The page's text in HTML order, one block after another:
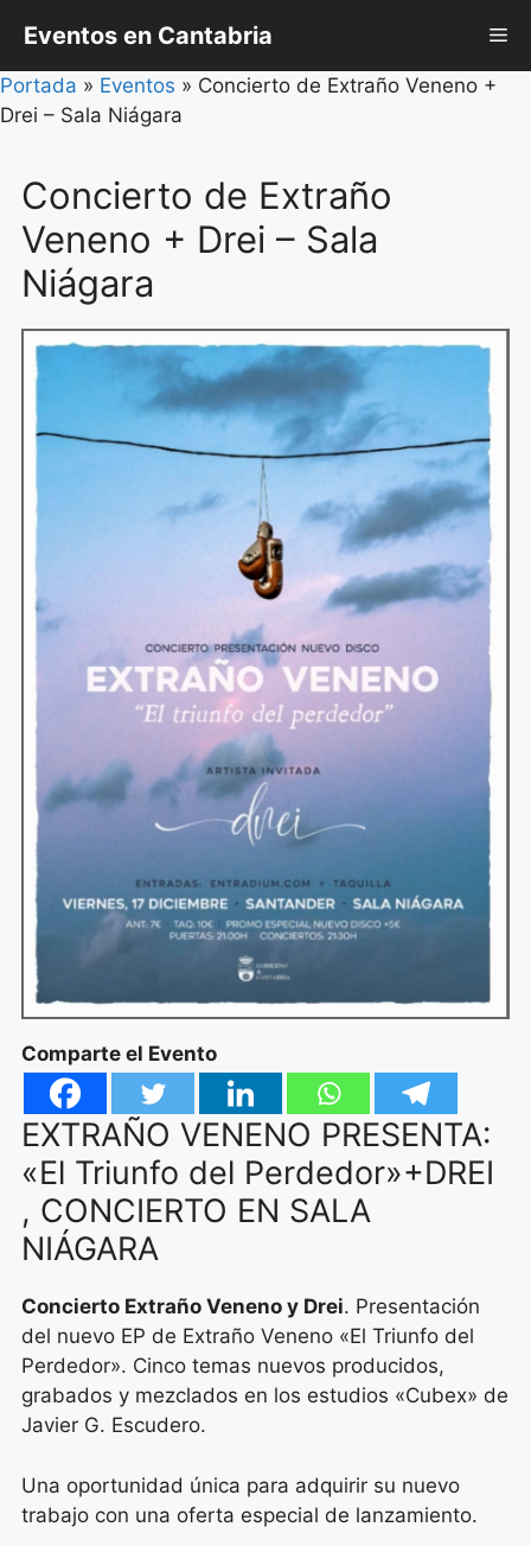
contenido
Eventos en Cantabria
Portada » Eventos » Concierto de Extraño Veneno +
Drei – Sala Niágara
Concierto de Extraño
Veneno + Drei – Sala
Niágara
Comparte el Evento
EXTRAÑO VENENO PRESENTA:
«El Triunfo del Perdedor»+DREI
, CONCIERTO EN SALA
NIÁGARA
Concierto Extraño Veneno y Drei. Presentación
del nuevo EP de Extraño Veneno «El Triunfo del
Perdedor». Cinco temas nuevos producidos,
grabados y mezclados en los estudios «Cubex» de
Javier G. Escudero.
Una oportunidad única para adquirir su nuevo
trabajo con una oferta especial de lanzamiento.